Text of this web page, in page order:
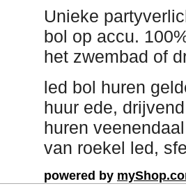
Unieke
bol op accu.
het zwembad of
led bol huren
huur ede,
huren
van roekel led,
powered by